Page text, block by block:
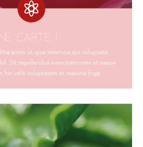

carte !
animi ut quia internos qui voluptate
Sit repellendus exercitationem et saepe
hic velit voluptatem et maxime fuga